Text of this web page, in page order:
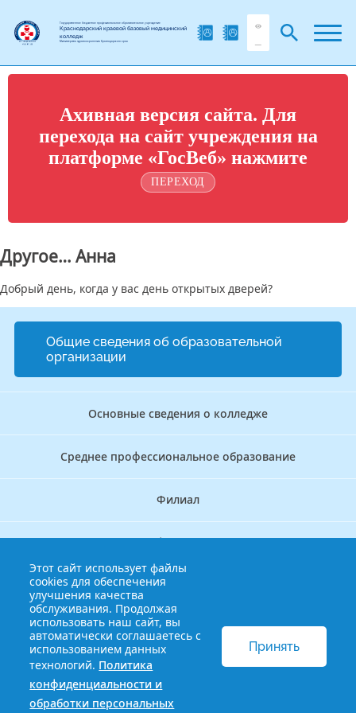
Государственное бюджетное профессиональное образовательное учреждение
Краснодарский краевой базовый медицинский
колледж
Министерства здравоохранения Краснодарского края
Ахивная версия сайта. Для
перехода на сайт учреждения на
платформе «ГосВеб» нажмите
ПЕРЕХОД
Другое… Анна
Добрый день, когда у вас день открытых дверей?
Общие сведения об образовательной
организации
Основные сведения о колледже
Среднее профессиональное образование
Филиал
Дополнительное профессиональное образование
Аккредитационно — симуляционный центр
Бережливый колледж
© 2013-2021 Краснодарский краевой базовый медицинский
колледж
Политика конфиденциальности и обработки
персональных данных
Этот сайт использует файлы
cookies для обеспечения
улучшения качества
обслуживания. Продолжая
использовать наш сайт, вы
автоматически соглашаетесь с
использованием данных
технологий. Политика
конфиденциальности и
обработки персональных
Принять